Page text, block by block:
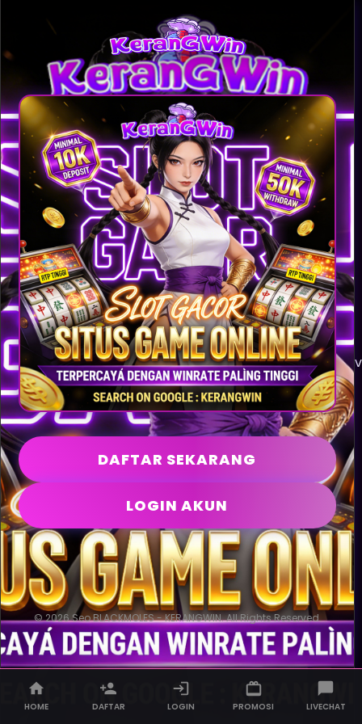
DAFTAR SEKARANG
LOGIN AKUN
© 2026 Seo BLACKMOLES - KERANGWIN. All Rights Reserved.
HOME DAFTAR LOGIN PROMOSI LIVECHAT
v